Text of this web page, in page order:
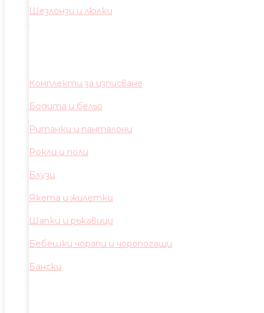
Шезлонзи и люлки
Комплекти за изписване
Бодита и бельо
Ританки и панталони
Рокли и поли
Блузи
Якета и жилетки
Шапки и ръкавици
Бебешки чорапи и чоропогащи
Бански